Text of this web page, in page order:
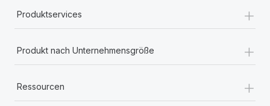
Produktservices +
Produkt nach Unternehmensgröße +
Ressourcen +